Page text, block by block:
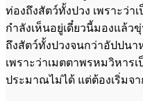
ท่องถึงสัตว์ทั้งปวง เพราะว่า
กำลังเห็นอยู่เดี๋ยวนี้มองแล้ว
ถึงสัตว์ทั้งปวงจนกว่าอัปปน
เพราะว่าเมตตาพรหมวิหาร
ประมาณไม่ได้ แต่ต้องเริ่มจา